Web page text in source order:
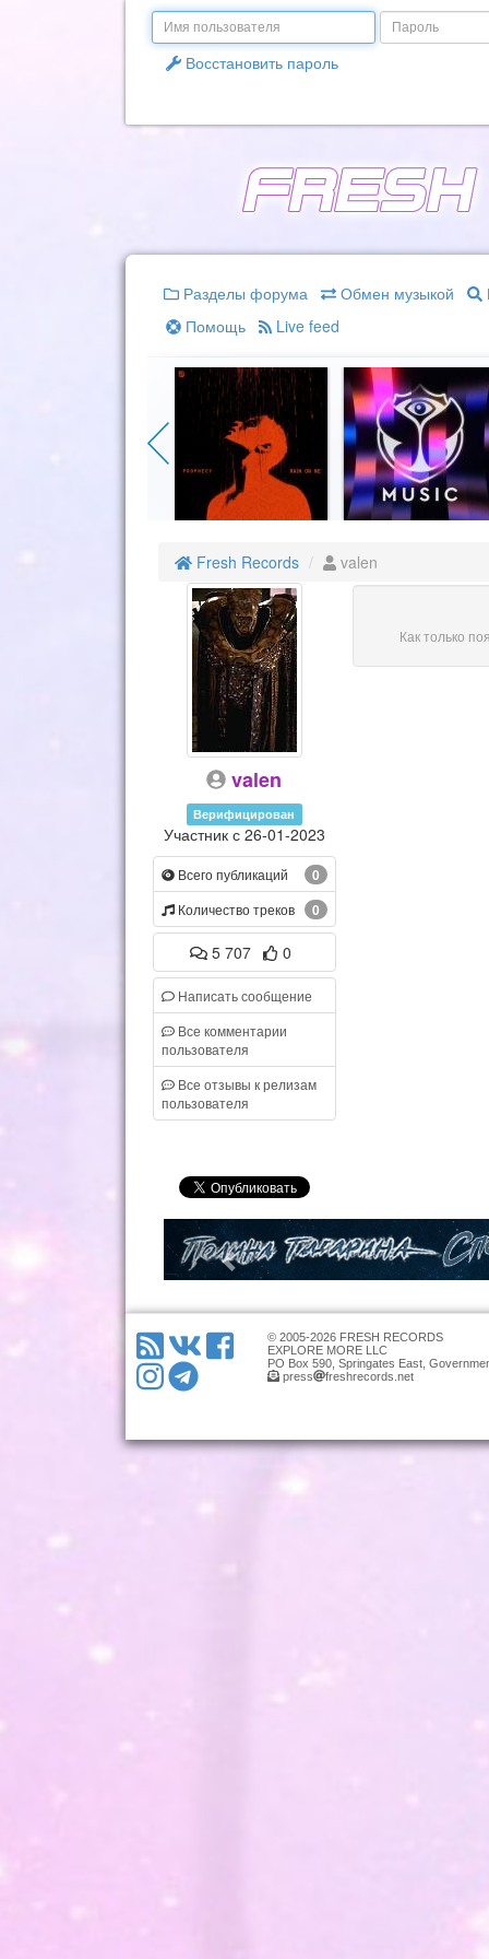
Email
Пароль
Восстановить пароль
Разделы форума Обмен музыкой
Помощь
Live feed
Fresh Records valen
valen
Верифицирован
Участник с 26-01-2023
0
Всего публикаций
0
Количество треков
5 707 0
Написать сообщение
Все комментарии
пользователя
Все отзывы к релизам
пользователя
Как только
© 2005-2026 FRESH RECORDS
EXPLORE MORE LLC
PO Box 590, Springates East,
press
freshrecords.net